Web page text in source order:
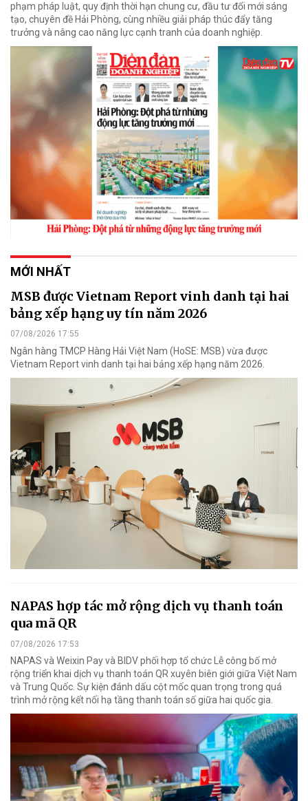
phạm pháp luật, quy định thời hạn chung cư, đầu tư đổi mới sáng
tạo, chuyên đề Hải Phòng, cùng nhiều giải pháp thúc đẩy tăng
trưởng và nâng cao năng lực cạnh tranh của doanh nghiệp.
MỚI NHẤT
MSB được Vietnam Report vinh danh tại hai
bảng xếp hạng uy tín năm 2026
07/08/2026 17:55
Ngân hàng TMCP Hàng Hải Việt Nam (HoSE: MSB) vừa được
Vietnam Report vinh danh tại hai bảng xếp hạng năm 2026.
NAPAS hợp tác mở rộng dịch vụ thanh toán
qua mã QR
07/08/2026 17:53
NAPAS và Weixin Pay và BIDV phối hợp tổ chức Lễ công bố mở
rộng triển khai dịch vụ thanh toán QR xuyên biên giới giữa Việt Nam
và Trung Quốc. Sự kiện đánh dấu cột mốc quan trọng trong quá
trình mở rộng kết nối hạ tầng thanh toán số giữa hai quốc gia.